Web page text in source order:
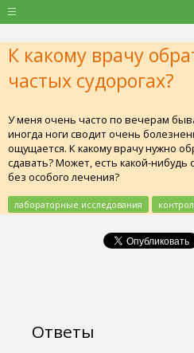
К какому врачу
частых судорогах?
У меня очень часто по вечерам
иногда ноги сводит очень
ощущается. К какому врачу нужно
сдавать? Может, есть какой-нибудь
без особого лечения?
лабораторные исследования
Ответы